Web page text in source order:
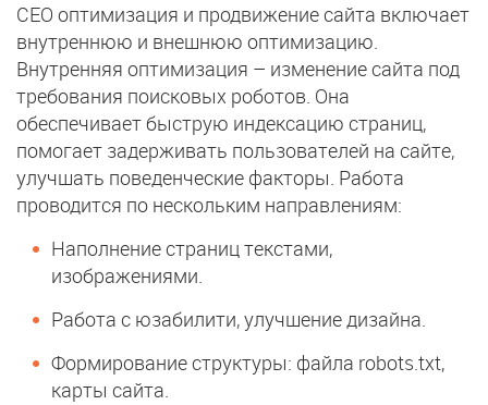
СЕО оптимизация и продвижение сайта включает
внутреннюю и внешнюю оптимизацию.
Внутренняя оптимизация – изменение сайта под
требования поисковых роботов. Она
обеспечивает быструю индексацию страниц,
помогает задерживать пользователей на сайте,
улучшать поведенческие факторы. Работа
проводится по нескольким направлениям:
Наполнение страниц текстами,
изображениями.
Работа с юзабилити, улучшение дизайна.
Формирование структуры: файла robots.txt,
карты сайта.